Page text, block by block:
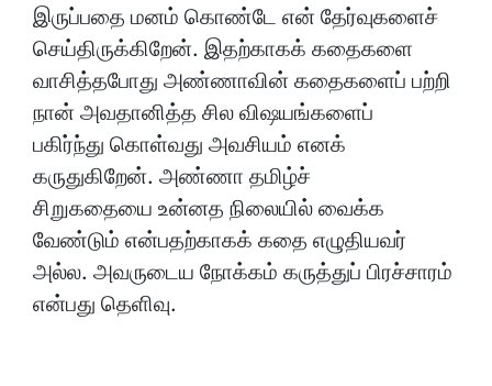
இருப்பதை மனம் கொண்டே என் தேர்வுகளைச்
செய்திருக்கிறேன். இதற்காகக் கதைகளை
வாசித்தபோது அண்ணாவின் கதைகளைப் பற்றி
நான் அவதானித்த சில விஷயங்களைப்
பகிர்ந்து கொள்வது அவசியம் எனக்
கருதுகிறேன். அண்ணா தமிழ்ச்
சிறுகதையை உன்னத நிலையில் வைக்க
வேண்டும் என்பதற்காகக் கதை எழுதியவர்
அல்ல. அவருடைய நோக்கம் கருத்துப் பிரச்சாரம்
என்பது தெளிவு.